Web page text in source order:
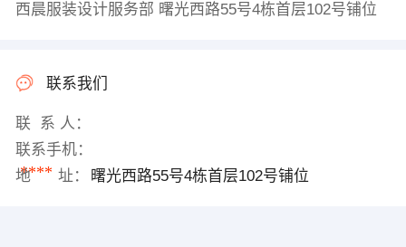
西晨服装设计服务部 曙光西路55号4栋首层102号铺位
联系我们
联 系 人：
联系手机：
****
地 址： 曙光西路55号4栋首层102号铺位